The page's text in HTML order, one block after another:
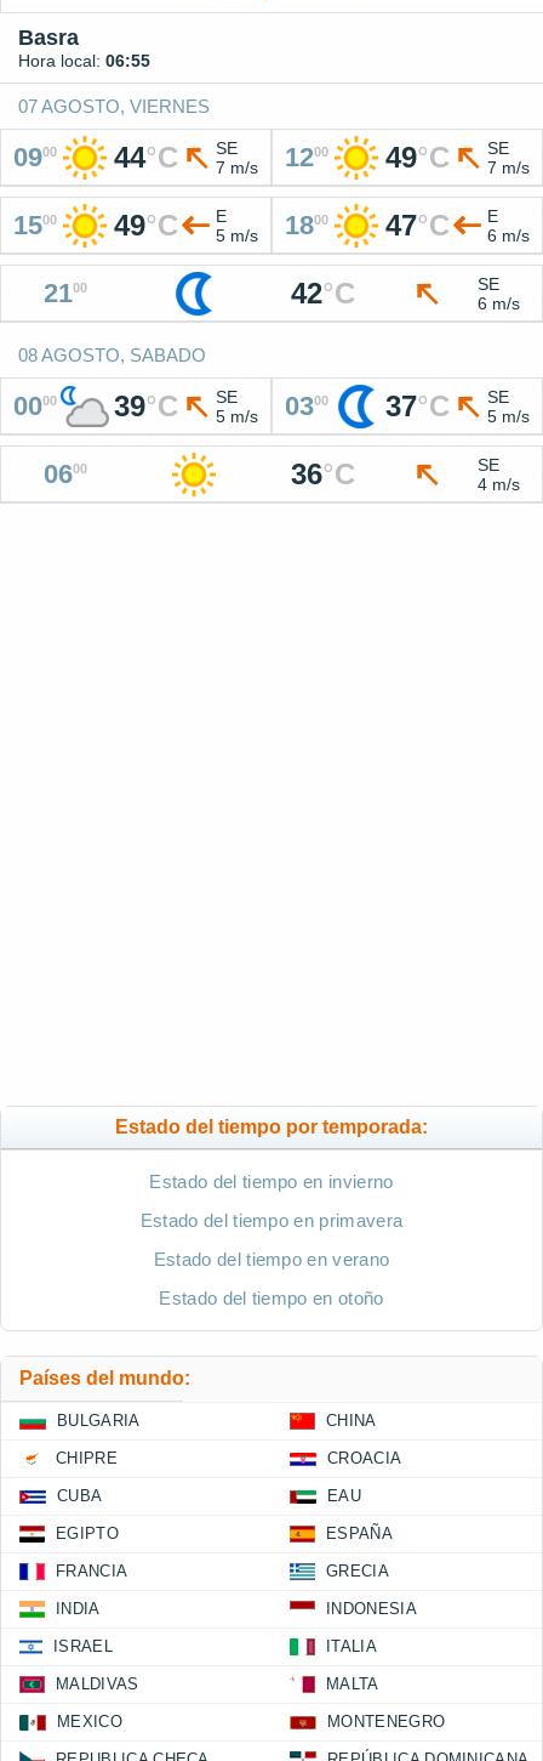
Basra
Hora local: 06:55
07 AGOSTO, VIERNES
0900 44°C
SE
7 m/s
1200 49°C
SE
7 m/s
1500 49°C
E
5 m/s
1800 47°C
E
6 m/s
2100 42°C
SE
6 m/s
08 AGOSTO, SABADO
0000 39°C
SE
5 m/s
0300 37°C
SE
5 m/s
0600 36°C
SE
4 m/s
Estado del tiempo por temporada:
Estado del tiempo en invierno
Estado del tiempo en primavera
Estado del tiempo en verano
Estado del tiempo en otoño
Países del mundo:
BULGARIA CHINA
CHIPRE CROACIA
CUBA EAU
EGIPTO ESPAÑA
FRANCIA GRECIA
INDIA INDONESIA
ISRAEL ITALIA
MALDIVAS MALTA
MEXICO MONTENEGRO